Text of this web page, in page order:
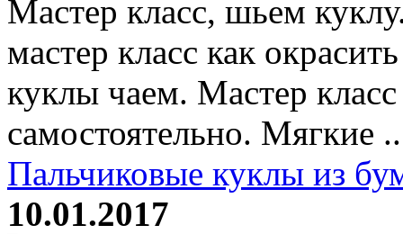
Мастер класс, шьем
мастер класс как
куклы чаем. Мастер
самостоятельно. Мягкие
Пальчиковые куклы из
10.01.2017